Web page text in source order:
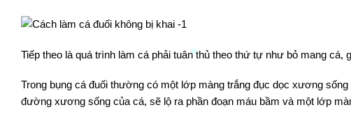
Tiếp theo là quá trình làm cá phải tuân thủ theo thứ tự như bỏ mang
Trong bụng cá đuối thường có một lớp màng trắng đục dọc xương
đường xương sống của cá, sẽ lộ ra phần đoạn máu bầm và một lớp